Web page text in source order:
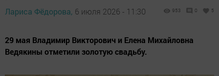
Лариса Фёдорова, 6 июля 2026 - 11:30 953 0 5
29 мая Владимир Викторович и Елена Михайловна
Ведякины отметили золотую свадьбу.